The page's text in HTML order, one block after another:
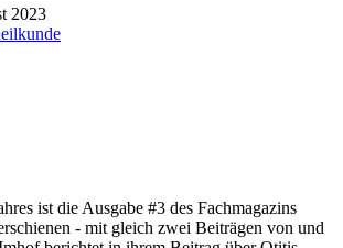
2023
ist die Ausgabe #3 des Fachmagazins
- mit gleich zwei Beiträgen von und